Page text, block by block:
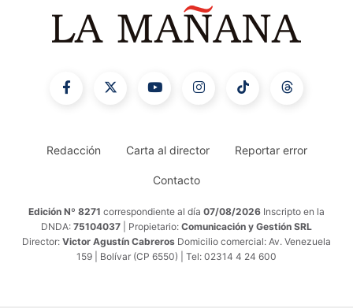
Redacción Carta al director Reportar error
Contacto
Edición Nº 8271 correspondiente al día 07/08/2026 Inscripto en la
DNDA: 75104037 | Propietario: Comunicación y Gestión SRL
Director: Victor Agustín Cabreros Domicilio comercial: Av. Venezuela
159 | Bolívar (CP 6550) | Tel: 02314 4 24 600